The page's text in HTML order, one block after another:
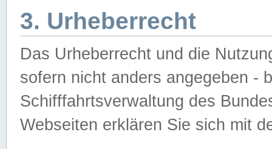
3. Urheberrecht
Das Urheberrecht und die
sofern nicht anders angegeben -
Schifffahrtsverwaltung des
Webseiten erklären Sie sich mit